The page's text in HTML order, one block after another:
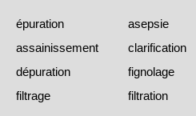
épuration
asepsie
assainissement
clarification
dépuration
fignolage
filtrage
filtration